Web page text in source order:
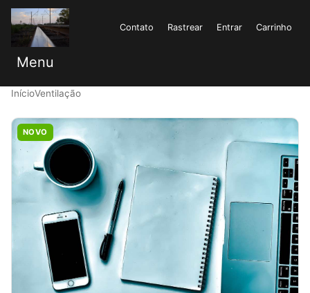
Contato Rastrear Entrar Carrinho
Menu
InícioVentilação
NOVO